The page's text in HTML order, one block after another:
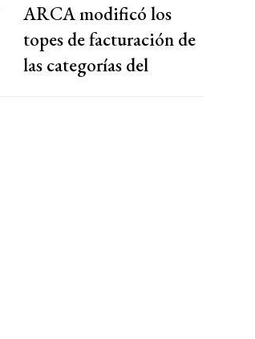
ARCA modificó los
topes de facturación de
las categorías del